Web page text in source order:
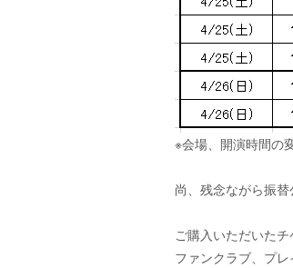
※会場、開演時間の
尚、残念ながら振
ご購入いただいた
ファンクラブ、プ